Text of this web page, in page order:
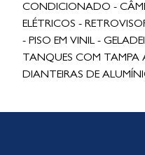
CONDICIONADO -
ELÉTRICOS -
- PISO EM VINIL -
TANQUES COM
DIANTEIRAS DE